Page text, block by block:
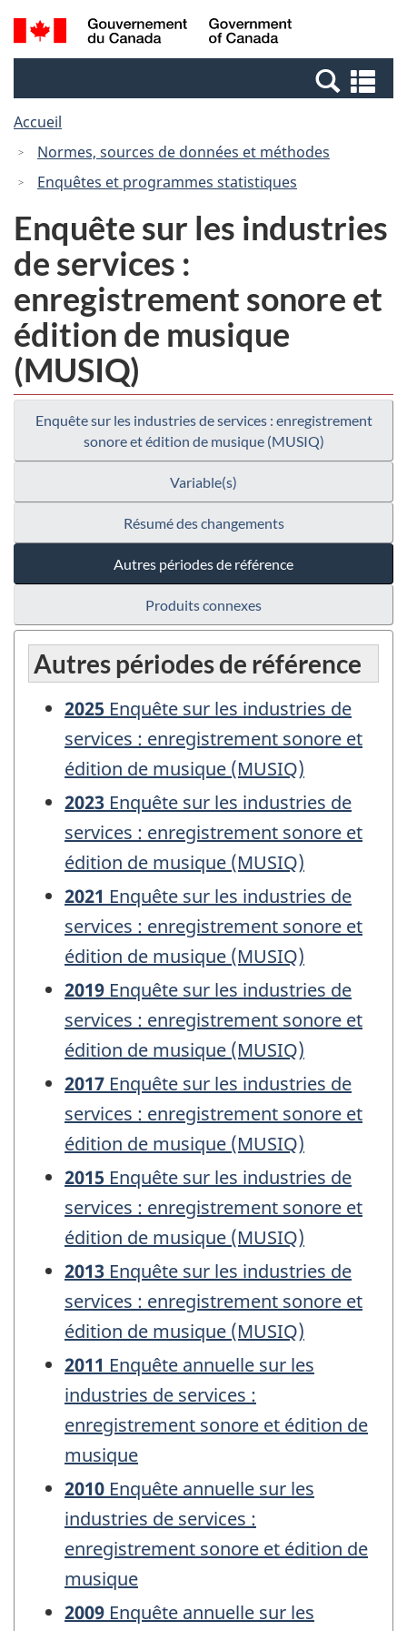
Passer
au
Passer
à
Canada
Recherche
et
et
Accueil
Normes, sources de données et méthodes
Enquêtes et programmes statistiques
Enquête sur les industries
de services :
enregistrement sonore et
édition de musique
(MUSIQ)
Enquête sur les industries de services : enregistrement
sonore et édition de musique (MUSIQ)
Variable(s)
Résumé des changements
Autres périodes de référence
Produits connexes
Autres périodes de référence
2025 Enquête sur les industries de
services : enregistrement sonore et
édition de musique (MUSIQ)
2023 Enquête sur les industries de
services : enregistrement sonore et
édition de musique (MUSIQ)
2021 Enquête sur les industries de
services : enregistrement sonore et
édition de musique (MUSIQ)
2019 Enquête sur les industries de
services : enregistrement sonore et
édition de musique (MUSIQ)
2017 Enquête sur les industries de
services : enregistrement sonore et
édition de musique (MUSIQ)
2015 Enquête sur les industries de
services : enregistrement sonore et
édition de musique (MUSIQ)
2013 Enquête sur les industries de
services : enregistrement sonore et
édition de musique (MUSIQ)
2011 Enquête annuelle sur les
industries de services :
enregistrement sonore et édition de
musique
2010 Enquête annuelle sur les
industries de services :
enregistrement sonore et édition de
musique
2009 Enquête annuelle sur les